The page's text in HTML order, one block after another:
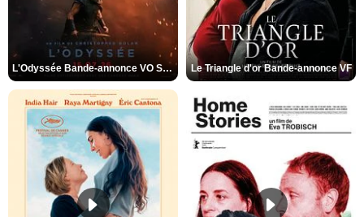
L'Odyssée Bande-annonce VO STFR Le Triangle d'or Bande-annonce VF